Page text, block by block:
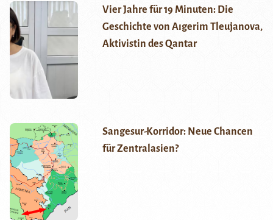
Vier Jahre für 19 Minuten: Die
Geschichte von Aıgerim Tleujanova,
Aktivistin des Qantar
Sangesur-Korridor: Neue Chancen
für Zentralasien?